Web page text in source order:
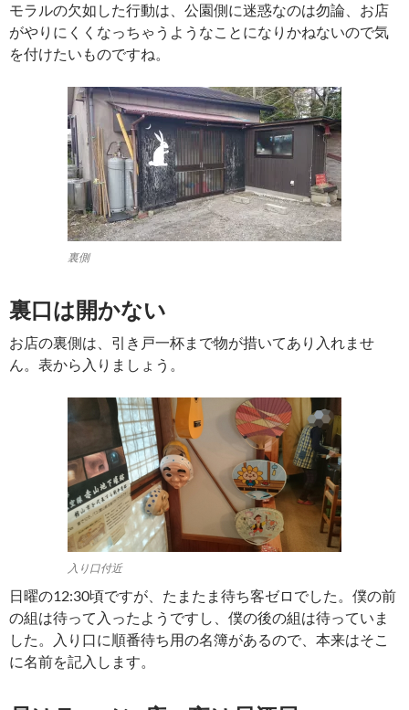
モラルの欠如した行動は、公園側に迷惑なのは勿論、お店
がやりにくくなっちゃうようなことになりかねないので気
を付けたいものですね。
裏側
裏口は開かない
お店の裏側は、引き戸一杯まで物が措いてあり入れませ
ん。表から入りましょう。
入り口付近
日曜の12:30頃ですが、たまたま待ち客ゼロでした。僕の前
の組は待って入ったようですし、僕の後の組は待っていま
した。入り口に順番待ち用の名簿があるので、本来はそこ
に名前を記入します。